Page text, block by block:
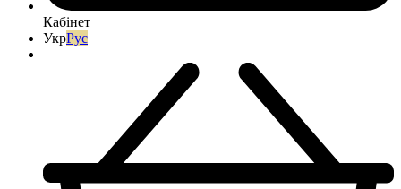
Кабінет
УкрРус